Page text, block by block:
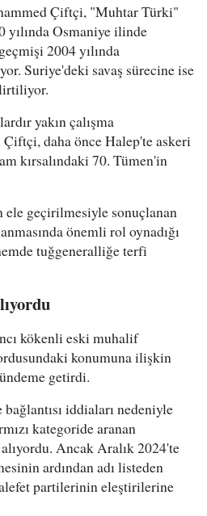
Çiftçi, "Muhtar Türki"
yılında Osmaniye ilinde
2004 yılında
Suriye'deki savaş sürecine ise
yakın çalışma
daha önce Halep'te askeri
kırsalındaki 70. Tümen'in
ele geçirilmesiyle sonuçlanan
önemli rol oynadığı
tuğgeneralliğe terfi
kökenli eski muhalif
konumuna ilişkin
getirdi.
iddiaları nedeniyle
kategoride aranan
Ancak Aralık 2024'te
ardından adı listeden
partilerinin eleştirilerine